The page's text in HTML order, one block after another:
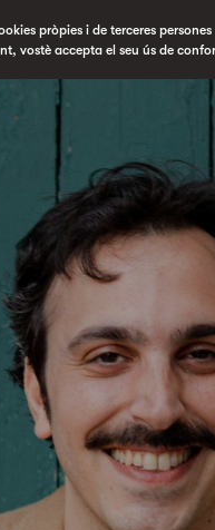
pròpies i de terceres
vostè accepta el seu ús de